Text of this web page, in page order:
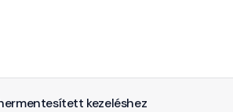
kezeléshez